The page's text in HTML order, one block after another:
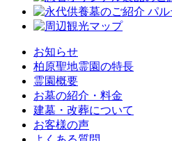
お知らせ
柏原聖地霊園の特長
霊園概要
お墓の紹介・料金
建墓・改葬について
お客様の声